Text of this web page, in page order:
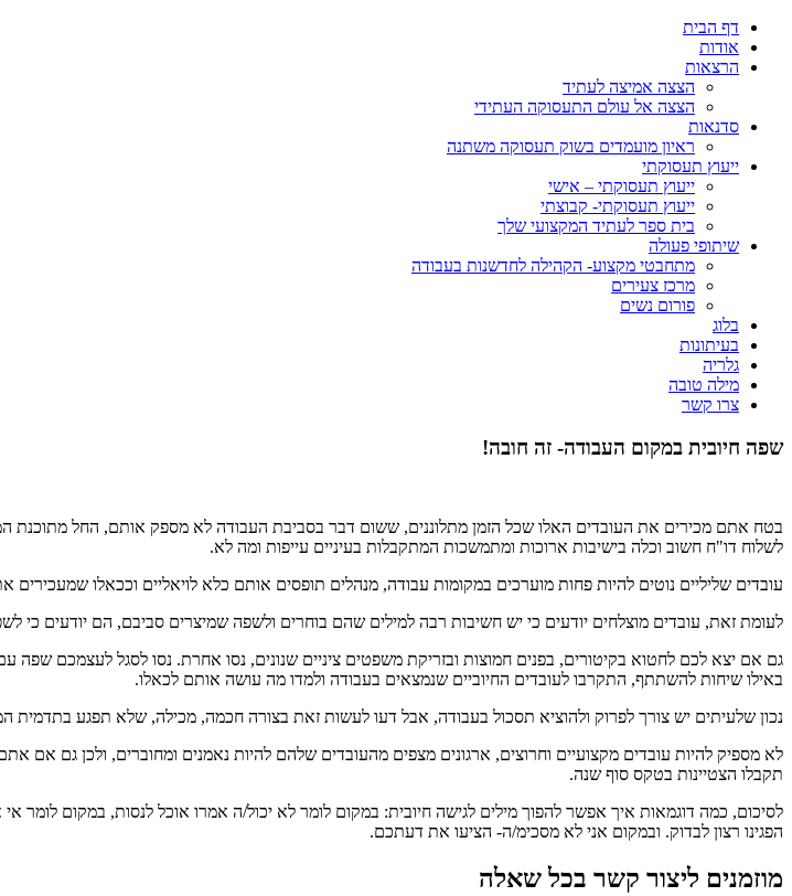
דף הבית
אודות
הרצאות
הצצה אמיצה לעתיד
הצצה אל עולם התעסוקה העתידי
סדנאות
ראיון מועמדים בשוק תעסוקה משתנה
ייעוץ תעסוקתי
ייעוץ תעסוקתי – אישי
ייעוץ תעסוקתי- קבוצתי
בית ספר לעתיד המקצועי שלך
שיתופי פעולה
מתחבטי מקצוע- הקהילה לחדשנות בעבודה
מרכז צעירים
פורום נשים
בלוג
בעיתונות
גלריה
מילה טובה
צרו קשר
שפה חיובית במקום העבודה- זה חובה!
בטח אתם מכירים את העובדים האלו שכל הזמן מתלוננים, ששום דבר בסביבת העבודה לא מספק אותם, החל מתוכנת
לשלוח דו"ח חשוב וכלה בישיבות ארוכות ומתמשכות המתקבלות בעיניים עייפות ומה לא.
עובדים שליליים נוטים להיות פחות מוערכים במקומות עבודה, מנהלים תופסים אותם כלא לויאליים וככאלו שמעכירים
לעומת זאת, עובדים מוצלחים יודעים כי יש חשיבות רבה למילים שהם בוחרים ולשפה שמיצרים סביבם, הם יודעים כי
גם אם יצא לכם לחטוא בקיטורים, בפנים חמוצות ובזריקת משפטים ציניים שנונים, נסו אחרת. נסו לסגל לעצמכם שפה
באילו שיחות להשתתף, התקרבו לעובדים החיוביים שנמצאים בעבודה ולמדו מה עושה אותם לכאלו.
נכון שלעיתים יש צורך לפרוק ולהוציא תסכול בעבודה, אבל דעו לעשות זאת בצורה חכמה, מכילה, שלא תפגע בתדמית
לא מספיק להיות עובדים מקצועיים וחרוצים, ארגונים מצפים מהעובדים שלהם להיות נאמנים ומחוברים, ולכן
תקבלו הצטיינות בטקס סוף שנה.
לסיכום, כמה דוגמאות איך אפשר להפוך מילים לגישה חיובית: במקום לומר לא יכול/ה אמרו אוכל לנסות, במקום לומר
הפגינו רצון לבדוק. ובמקום אני לא מסכימ/ה- הציעו את דעתכם.
מוזמנים ליצור קשר בכל שאלה